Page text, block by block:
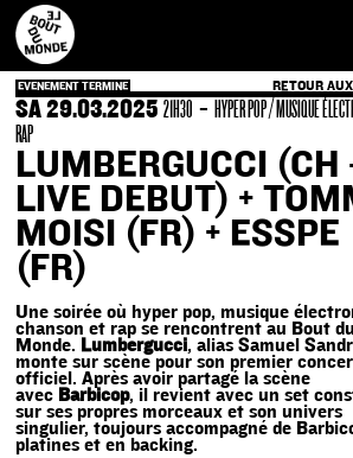
Skip
content
EVENEMENT TERMINE RETOUR
SA 29.03.2025 21H30 -HYPER POP / MUSIQUE
RAP
LUMBERGUCCI (CH
LIVE DEBUT) +
MOISI (FR) + ESSPE
(FR)
Une soirée où hyper pop, musique
chanson et rap se rencontrent au Bout du
Monde. Lumbergucci, alias Samuel
monte sur scène pour son premier
officiel. Après avoir partagé la scène
avec Barbicop, il revient avec un set
sur ses propres morceaux et son univers
singulier, toujours accompagné de
platines et en backing.